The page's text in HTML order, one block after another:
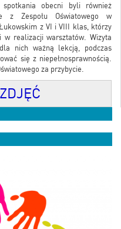
spotkania obecni byli również
z Zespołu Oświatowego w
z VI i VIII klas, którzy
w realizacji warsztatów. Wizyta
nich ważną lekcją, podczas
się z niepełnosprawnością.
za przybycie.